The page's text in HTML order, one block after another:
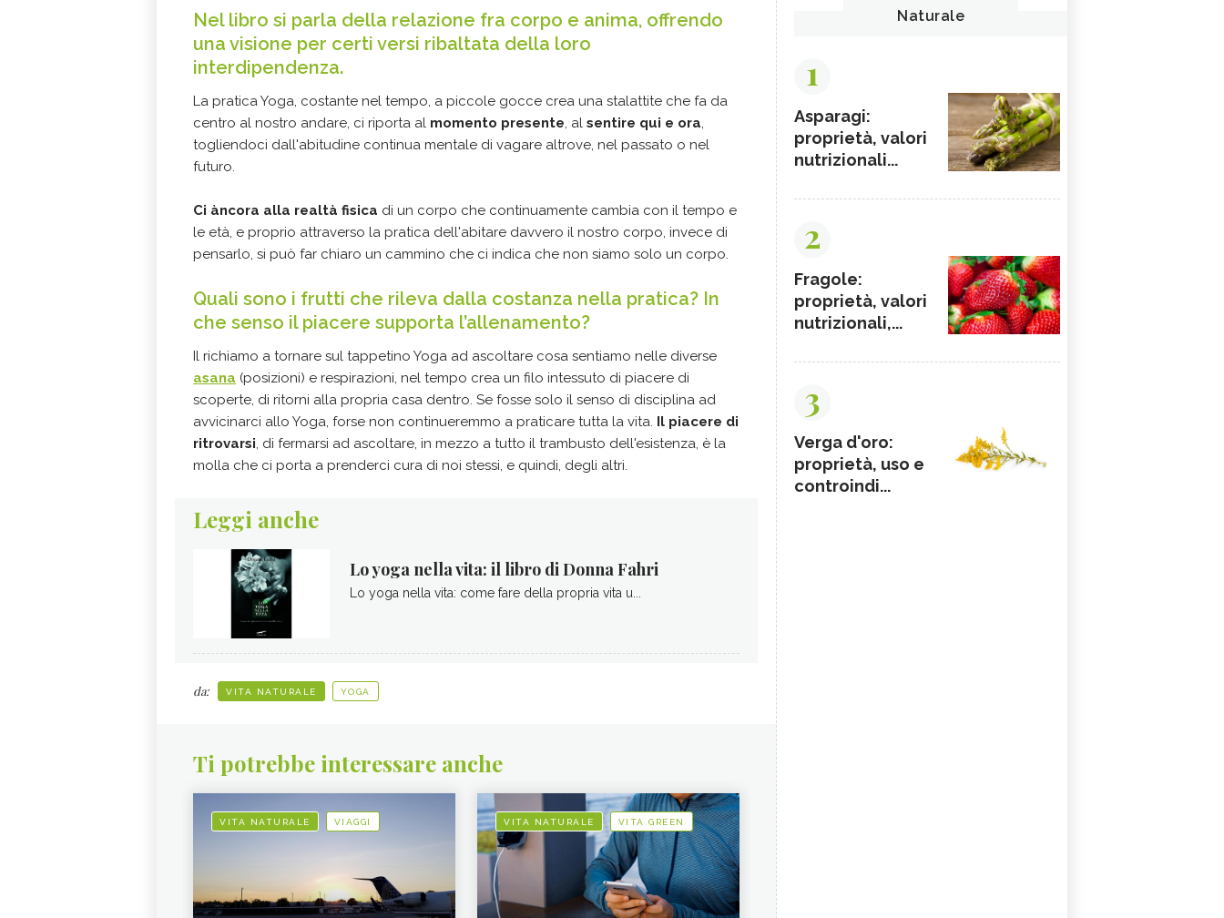
Nel libro si parla della relazione fra corpo e anima, offrendo
una visione per certi versi ribaltata della loro
interdipendenza.
La pratica Yoga, costante nel tempo, a piccole gocce crea una stalattite che fa da
centro al nostro andare, ci riporta al momento presente, al sentire qui e ora,
togliendoci dall'abitudine continua mentale di vagare altrove, nel passato o nel
futuro.
Ci àncora alla realtà fisica di un corpo che continuamente cambia con il tempo e
le età, e proprio attraverso la pratica dell'abitare davvero il nostro corpo, invece di
pensarlo, si può far chiaro un cammino che ci indica che non siamo solo un corpo.
Quali sono i frutti che rileva dalla costanza nella pratica? In
che senso il piacere supporta l’allenamento?
Il richiamo a tornare sul tappetino Yoga ad ascoltare cosa sentiamo nelle diverse
asana (posizioni) e respirazioni, nel tempo crea un filo intessuto di piacere di
scoperte, di ritorni alla propria casa dentro. Se fosse solo il senso di disciplina ad
avvicinarci allo Yoga, forse non continueremmo a praticare tutta la vita. Il piacere di
ritrovarsi, di fermarsi ad ascoltare, in mezzo a tutto il trambusto dell'esistenza, è la
molla che ci porta a prenderci cura di noi stessi, e quindi, degli altri.
Leggi anche
Lo yoga nella vita: il libro di Donna Fahri
Lo yoga nella vita: come fare della propria vita u...
da: VITA NATURALE YOGA
Ti potrebbe interessare anche
VITA NATURALE VIAGGI VITA NATURALE VITA GREEN
Naturale
1
Asparagi:
proprietà, valori
nutrizionali...
2
Fragole:
proprietà, valori
nutrizionali,...
3
Verga d'oro:
proprietà, uso e
controindi...